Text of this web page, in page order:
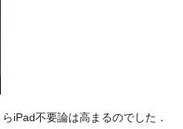
iPad不要論は高まるのでした．